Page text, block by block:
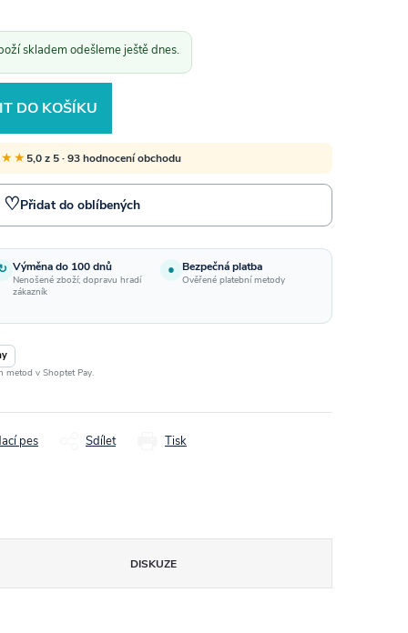
skladem odešleme ještě dnes.
DO KOŠÍKU
5,0 z 5 · 93 hodnocení obchodu
♡Přidat do oblíbených
Výměna do 100 dnů
Nenošené zboží; dopravu hradí
zákazník
● Bezpečná platba
Ověřené platební metody
metod v Shoptet Pay.
Tisk
pes Sdílet
DISKUZE